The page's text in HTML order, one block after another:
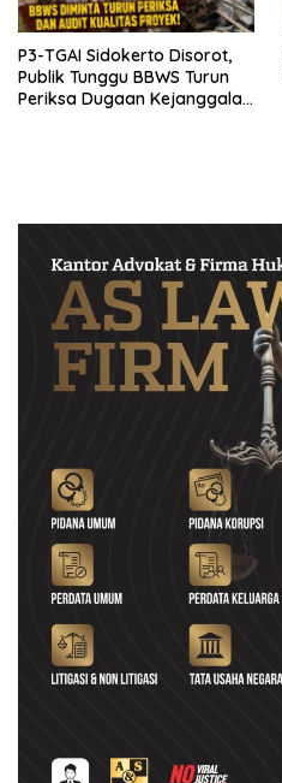
P3-TGAI Sidokerto Disorot,
Publik Tunggu BBWS Turun
Periksa Dugaan Kejanggalan